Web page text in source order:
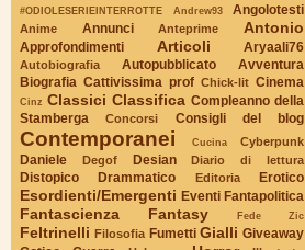
#ODIOLESERIEINTERROTTE Andrew93 Angolotesti
Anime Annunci Anteprime Antonio
Approfondimenti Articoli Aryaali76
Autobiografia Autopubblicato
Avventura
Biografia Cattivissima prof Chick-lit Cinema
Cinz Classici Classifica Compleanno della
Stamberga
Concorsi Consigli del blog
Contemporanei Cucina Cyberpunk
Daniele Degof Desian Diario di lettura
Distopico Drammatico Editoria Erotico
Esordienti/Emergenti Eventi Fantapolitica
Fantascienza Fantasy Fede Zic
Feltrinelli Filosofia Fumetti Gialli Giveaway